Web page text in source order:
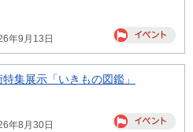
年9月13日
特集展示「いきもの図鑑」
年8月30日